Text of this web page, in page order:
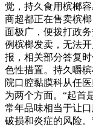
觉，持久食用槟榔
商超都正在售卖槟
面极广，便拨打政
例槟榔发卖，无法
报，相关部分答复
色性措置。持久嚼
院口腔黏膜科从任
为两个方面。“起首
常年品味相当于让口
破损和炎症的风险